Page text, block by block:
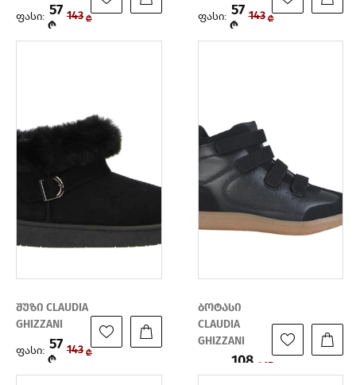
ფასი: 57
₾
143 ₾ ფასი: 57
₾
143 ₾
შუზი CLAUDIA
GHIZZANI
ფასი: 57
₾
143 ₾
ბოტასი
CLAUDIA
GHIZZANI
108
₾
215